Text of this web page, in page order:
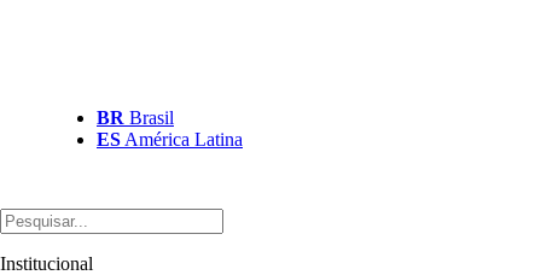
BR Brasil
ES América Latina
Institucional